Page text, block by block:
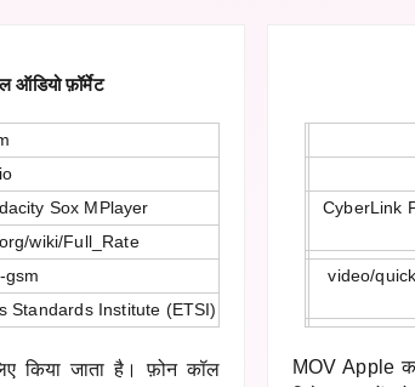
ऑडियो फ़ॉर्मेट
Sox MPlayer
wiki/Full_Rate
gsm
Standards Institute (ETSI)
किया जाता है। फ़ोन कॉल
CyberLink
video/
MOV Apple